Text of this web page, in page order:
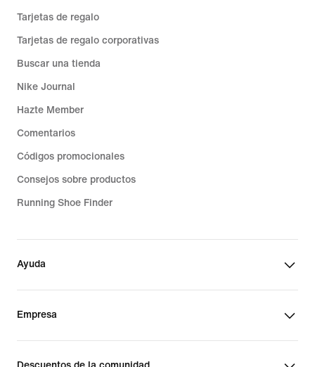
Tarjetas de regalo
Tarjetas de regalo corporativas
Buscar una tienda
Nike Journal
Hazte Member
Comentarios
Códigos promocionales
Consejos sobre productos
Running Shoe Finder
Ayuda
Empresa